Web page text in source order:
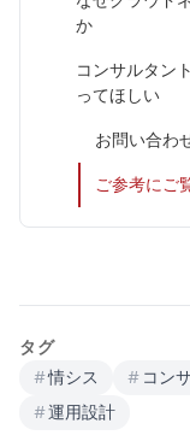
か
コンサルタン
ってほしい
お問い合わ
ご参考にご
タグ
#情シス #コン
#運用設計